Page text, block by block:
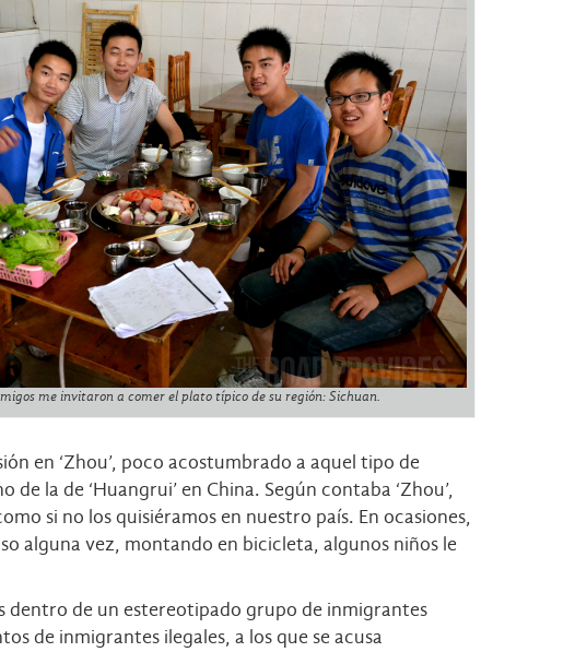
me invitaron a comer el plato típico de su región: Sichuan.
en ‘Zhou’, poco acostumbrado a aquel tipo de
la de ‘Huangrui’ en China. Según contaba ‘Zhou’,
si no los quisiéramos en nuestro país. En ocasiones,
alguna vez, montando en bicicleta, algunos niños le
dentro de un estereotipado grupo de inmigrantes
de inmigrantes ilegales, a los que se acusa